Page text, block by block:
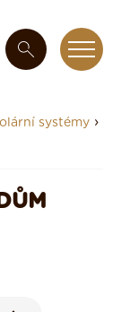
systémy ›